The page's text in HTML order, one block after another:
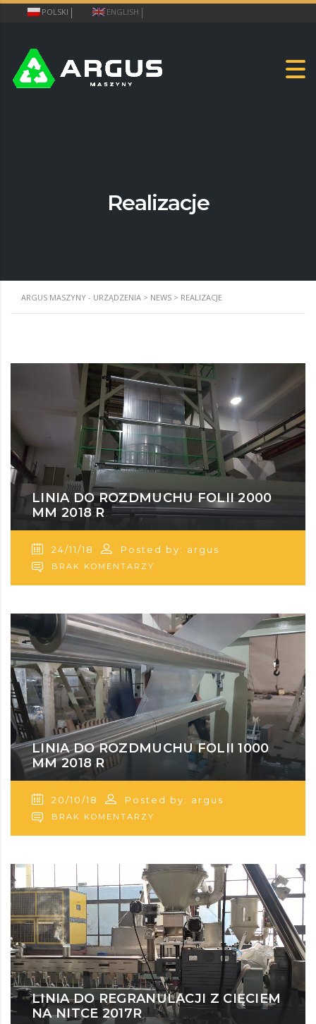
POLSKI ENGLISH
Realizacje
ARGUS MASZYNY - URZĄDZENIA > NEWS > REALIZACJE
LINIA DO ROZDMUCHU FOLII 2000
MM 2018 R
24/11/18 Posted by: argus
BRAK KOMENTARZY
LINIA DO ROZDMUCHU FOLII 1000
MM 2018 R
20/10/18 Posted by: argus
BRAK KOMENTARZY
LINIA DO REGRANULACJI Z CIĘCIEM
NA NITCE 2017R